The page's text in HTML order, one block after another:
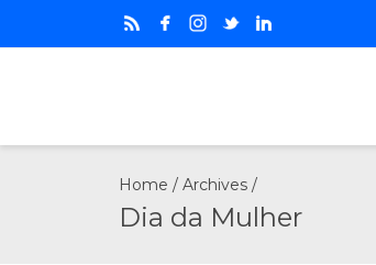
Home / Archives /
Dia da Mulher